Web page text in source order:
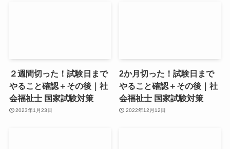
２週間切った！試験日まで
やること確認＋その後｜社
会福祉士 国家試験対策
2023年1月23日
2か月切った！試験日まで
やること確認＋その後｜社
会福祉士 国家試験対策
2022年12月12日